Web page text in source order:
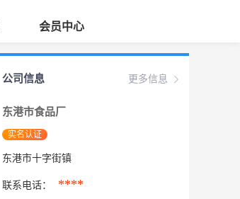
会员中心
更多信息
公司信息
东港市食品厂
实名认证
东港市十字街镇
联系电话： ****